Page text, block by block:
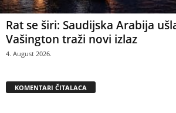
Rat se širi: Saudijska Arabija
Vašington traži novi izlaz
4. August 2026.
KOMENTARI ČITALACA